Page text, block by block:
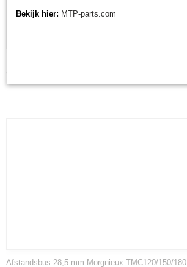
€ 37,59
Afstandsbus 28,5 mm Morgnieux TMC120/150/180
Bekijk hier: MTP-parts.com